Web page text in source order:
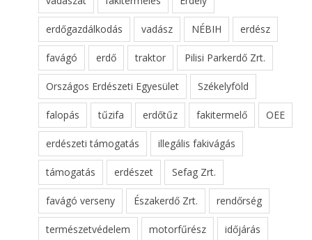
erdőgazdálkodás vadász NÉBIH erdész
favágó erdő traktor Pilisi Parkerdő Zrt.
Országos Erdészeti Egyesület Székelyföld
falopás tűzifa erdőtűz fakitermelő OEE
erdészeti támogatás illegális fakivágás
támogatás erdészet Sefag Zrt.
favágó verseny Északerdő Zrt. rendőrség
természetvédelem motorfűrész időjárás